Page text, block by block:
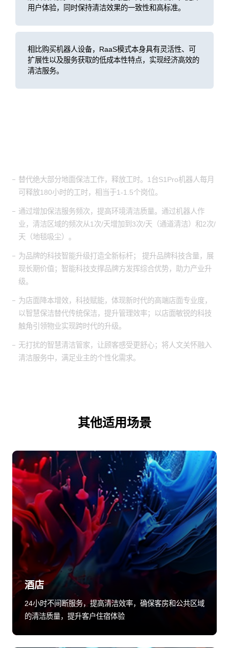
用户体验，同时保持清洁效果的一致性和高标准。
相比购买机器人设备，RaaS模式本身具有灵活性、可
扩展性以及服务获取的低成本性特点，实现经济高效的
清洁服务。
替代绝大部分地面保洁工作，释放工时。1台S1Pro机器人每月
可释放180小时的工时，相当于1-1.5个岗位。
通过增加保洁服务频次，提高环境清洁质量。通过机器人作
业，清洁区域的频次从1次/天增加到3次/天（通道清洁）和2次/
天（地毯吸尘）。
为品牌的科技智能升级打造全新标杆； 提升品牌科技含量，展
现长期价值；智能科技支撑品牌方发挥综合优势，助力产业升
级。
为店面降本增效，科技赋能，体现新时代的高端店面专业度，
以智慧保洁替代传统保洁，提升管理效率；以店面敏锐的科技
触角引领物业实现跨时代的升级。
无打扰的智慧清洁管家，让顾客感受更舒心；将人文关怀融入
清洁服务中，满足业主的个性化需求。
其他适用场景
酒店
24小时不间断服务，提高清洁效率，确保客房和公共区域
的清洁质量，提升客户住宿体验